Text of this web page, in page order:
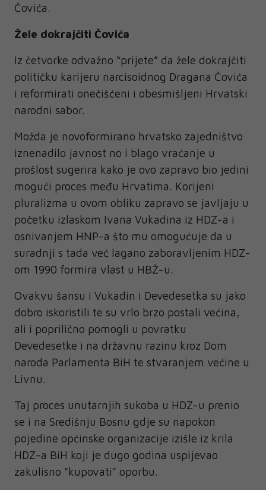
Čovića.
Žele dokrajčiti Čovića
Iz četvorke odvažno “prijete” da žele dokrajčiti
političku karijeru narcisoidnog Dragana Čovića
i reformirati onečišćeni i obesmišljeni Hrvatski
narodni sabor.
Možda je novoformirano hrvatsko zajedništvo
iznenadilo javnost no i blago vraćanje u
prošlost sugerira kako je ovo zapravo bio jedini
mogući proces među Hrvatima. Korijeni
pluralizma u ovom obliku zapravo se javljaju u
početku izlaskom Ivana Vukadina iz HDZ-a i
osnivanjem HNP-a što mu omogućuje da u
suradnji s tada već lagano zaboravljenim HDZ-
om 1990 formira vlast u HBŽ-u.
Ovakvu šansu i Vukadin i Devedesetka su jako
dobro iskoristili te su vrlo brzo postali većina,
ali i poprilično pomogli u povratku
Devedesetke i na državnu razinu kroz Dom
naroda Parlamenta BiH te stvaranjem većine u
Livnu.
Taj proces unutarnjih sukoba u HDZ-u prenio
se i na Središnju Bosnu gdje su napokon
pojedine općinske organizacije izišle iz krila
HDZ-a BiH koji je dugo godina uspijevao
zakulisno "kupovati" oporbu.